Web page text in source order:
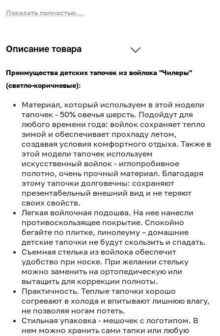
Показать полностью....
Описание товара
Преимущества детских тапочек из войлока "Чилеры"
(светло-коричневые):
Материал, который используем в этой модели
тапочек - 50% овечья шерсть. Подойдут для
любого времени года: войлок сохраняет тепло
зимой и обеспечивает прохладу летом,
создавая условия комфортного отдыха. Также в
этой модели тапочек используем
искусственный войлок - иглопробивное
полотно, очень прочный материал. Благодаря
этому тапочки долговечны: сохраняют
презентабельный внешний вид и не теряют
своих свойств.
Легкая войлочная подошва. На нее нанесли
противоскользящее покрытие. Спокойно
бегайте по плитке, линолеуму – домашние
детские тапочки не будут скользить и спадать.
Съемная стелька из войлока обеспечит
удобство при носке. При желании стельку
можно заменить на ортопедическую или
вытащить для коррекции полноты.
Практичность. Теплые тапочки хорошо
согревают в холода и впитывают лишнюю влагу,
не позволяя ногам потеть.
Стильная упаковка - мешочек с логотипом. В
нем можно хранить сами тапки или любую